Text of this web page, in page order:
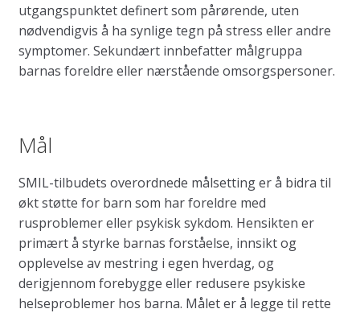
utgangspunktet definert som pårørende, uten
nødvendigvis å ha synlige tegn på stress eller andre
symptomer. Sekundært innbefatter målgruppa
barnas foreldre eller nærstående omsorgspersoner.
Mål
SMIL-tilbudets overordnede målsetting er å bidra til
økt støtte for barn som har foreldre med
rusproblemer eller psykisk sykdom. Hensikten er
primært å styrke barnas forståelse, innsikt og
opplevelse av mestring i egen hverdag, og
derigjennom forebygge eller redusere psykiske
helseproblemer hos barna. Målet er å legge til rette